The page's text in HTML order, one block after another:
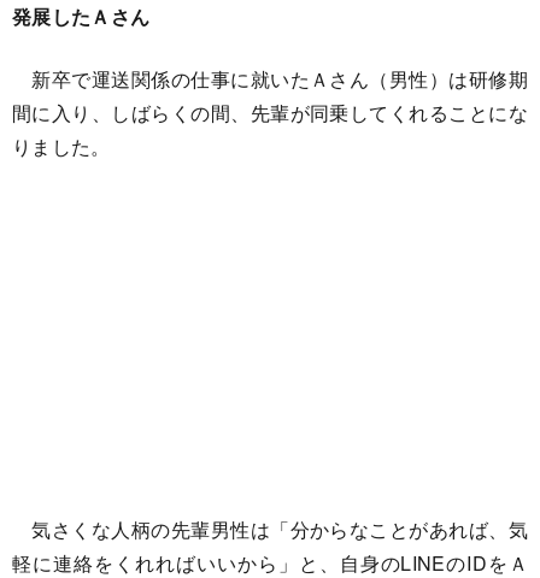
発展したＡさん
新卒で運送関係の仕事に就いたＡさん（男性）は研修期
間に入り、しばらくの間、先輩が同乗してくれることにな
りました。
気さくな人柄の先輩男性は「分からなことがあれば、気
軽に連絡をくれればいいから」と、自身のLINEのIDをＡ